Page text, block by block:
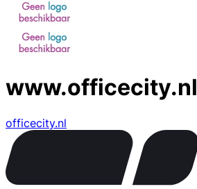
www.officecity.nl
officecity.nl